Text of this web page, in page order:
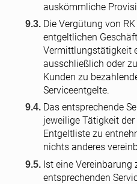
auskömmliche
Die Vergütung von
entgeltlichen
Vermittlungstätigkeit
ausschließlich oder
Kunden zu
Serviceentgelte.
Das entsprechende
jeweilige Tätigkeit
Entgeltliste zu
nichts anderes
Ist eine Vereinbarung
entsprechenden